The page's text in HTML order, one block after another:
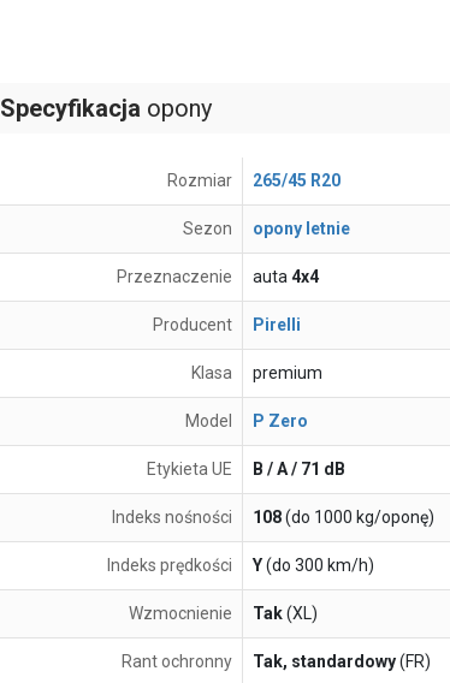
Specyfikacja opony
Rozmiar 265/45 R20
Sezon opony letnie
Przeznaczenie auta4x4
Producent Pirelli
Klasa premium
Model P Zero
Etykieta UE B / A / 71 dB
Indeks nośności 108(do 1000 kg/oponę)
Indeks prędkości Y(do 300 km/h)
Wzmocnienie Tak(XL)
Rant ochronny Tak, standardowy(FR)